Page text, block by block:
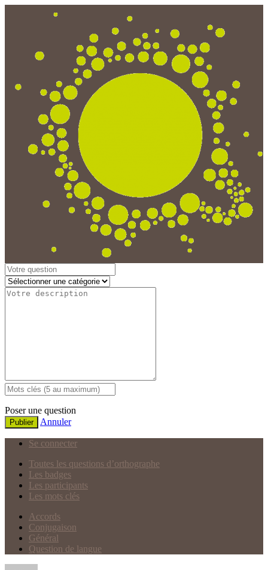
Poser une question
Publier Annuler
Se connecter
Toutes les questions d’orthographe
Les badges
Les participants
Les mots clés
Accords
Conjugaison
Général
Question de langue